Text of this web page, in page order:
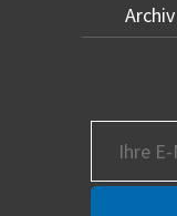
Archiv